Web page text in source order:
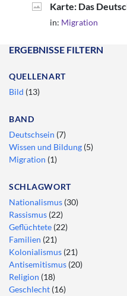
Karte: Das
in: Migration
ERGEBNISSE FILTERN
QUELLENART
Bild (13)
BAND
Deutschsein (7)
Wissen und Bildung (5)
Migration (1)
SCHLAGWORT
Nationalismus (30)
Rassismus (22)
Geflüchtete (22)
Familien (21)
Kolonialismus (21)
Antisemitismus (20)
Religion (18)
Geschlecht (16)